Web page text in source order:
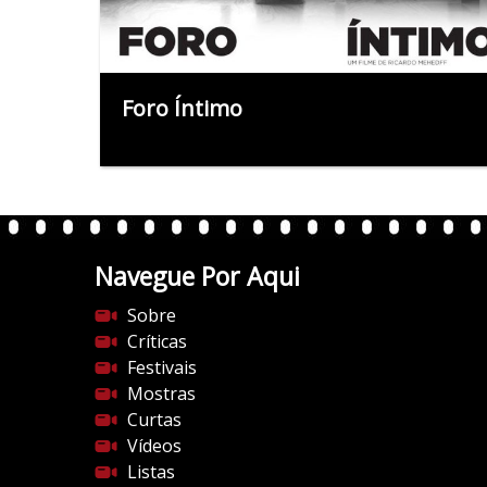
Foro Íntimo
Navegue Por Aqui
Sobre
Críticas
Festivais
Mostras
Curtas
Vídeos
Listas